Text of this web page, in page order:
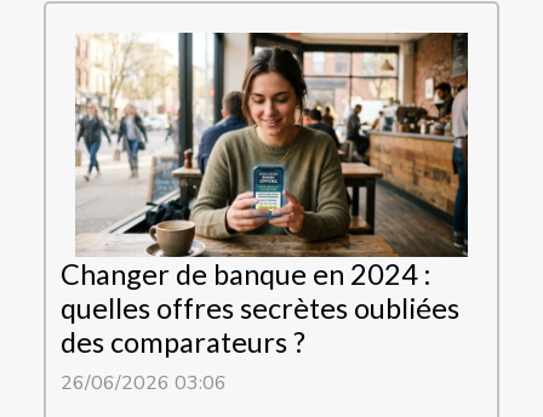
Changer de banque en 2024 :
quelles offres secrètes oubliées
des comparateurs ?
26/06/2026 03:06